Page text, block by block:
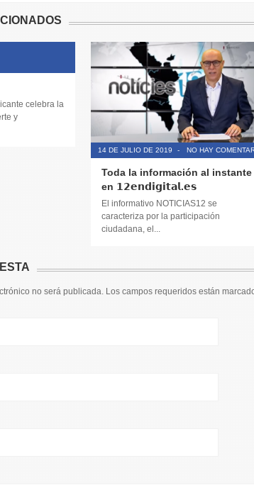
celebra la
y
14 DE JULIO DE 2019 - NO HAY
Toda la información al instante
en 𝟭𝟮𝗲𝗻𝗱𝗶𝗴𝗶𝘁𝗮𝗹.𝗲𝘀
El informativo NOTICIAS12 se
caracteriza por la participación
ciudadana, el...
no será publicada. Los campos requeridos están